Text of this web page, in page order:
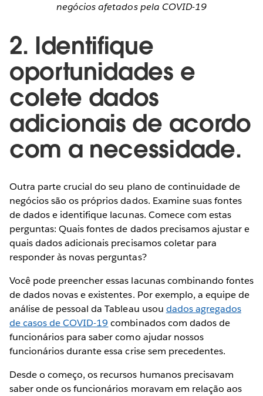
negócios afetados pela COVID-19
2. Identifique
oportunidades e
colete dados
adicionais de acordo
com a necessidade.
Outra parte crucial do seu plano de continuidade de
negócios são os próprios dados. Examine suas fontes
de dados e identifique lacunas. Comece com estas
perguntas: Quais fontes de dados precisamos ajustar e
quais dados adicionais precisamos coletar para
responder às novas perguntas?
Você pode preencher essas lacunas combinando fontes
de dados novas e existentes. Por exemplo, a equipe de
análise de pessoal da Tableau usou dados agregados
de casos de COVID-19 combinados com dados de
funcionários para saber como ajudar nossos
funcionários durante essa crise sem precedentes.
Desde o começo, os recursos humanos precisavam
saber onde os funcionários moravam em relação aos